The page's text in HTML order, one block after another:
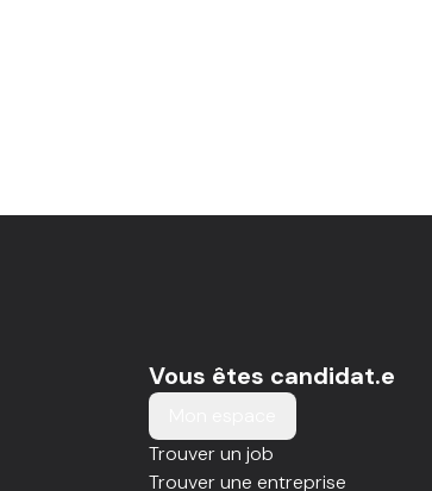
Vous êtes candidat.e
Trouver un job
Trouver une entreprise